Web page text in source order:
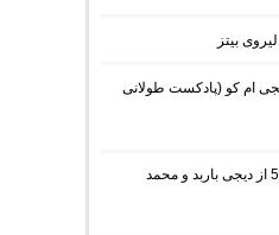
امکو 43 از دیجی ام کو (پادکست طولانی
دانلود ریمیکس تهران فیت 55 از دیجی باربد و محمد